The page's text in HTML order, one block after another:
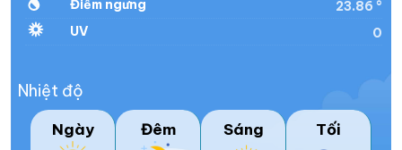
Điểm ngưng
23.86 °
UV
0
Nhiệt độ
Ngày Đêm Sáng Tối